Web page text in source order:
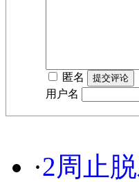
匿名
用户名
·2周止